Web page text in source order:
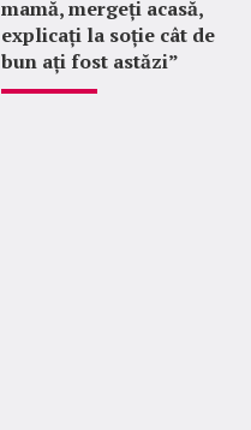
mamă, mergeți acasă,
explicați la soție cât de
bun ați fost astăzi”